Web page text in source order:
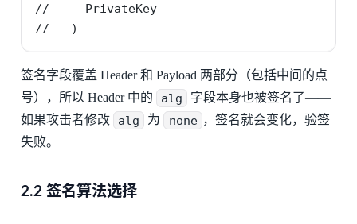
//
PrivateKey
//
)
签名字段覆盖 Header 和 Payload 两部分（包括中间的点
号），所以 Header 中的
alg
字段本身也被签名了——
如果攻击者修改
alg 为 none ，签名就会变化，验签
失败。
2.2 签名算法选择